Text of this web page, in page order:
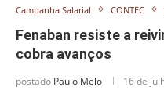
Campanha Salarial CONTEC
Fenaban resiste a
cobra avanços
postado Paulo Melo 16 de